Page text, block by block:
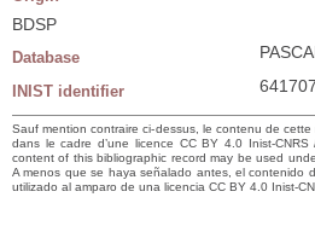
BDSP
Database
INIST identifier
Sauf mention contraire ci-dessus, le contenu de
dans le cadre d’une licence CC BY 4.0 Inist-
content of this bibliographic record may be used
A menos que se haya señalado antes, el contenido
utilizado al amparo de una licencia CC BY 4.0 Inist-